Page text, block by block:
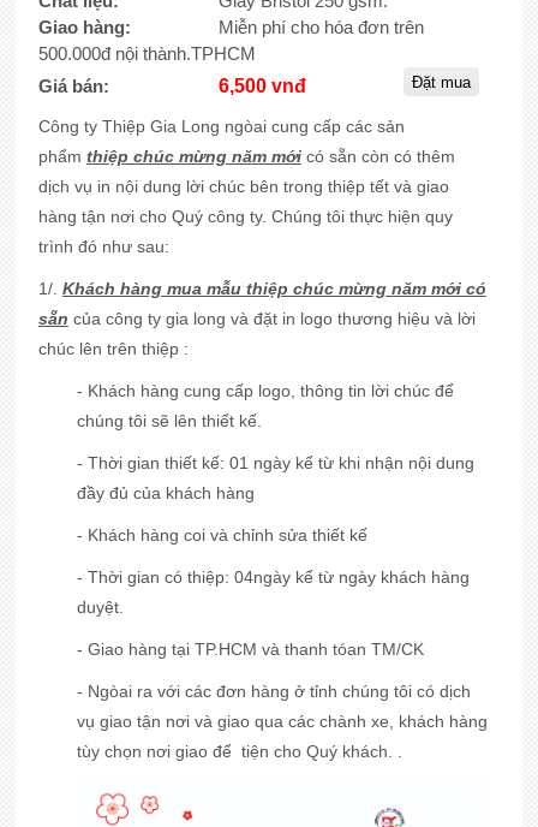
Giao hàng:
Miễn phí cho hóa đơn trên
500.000đ nội thành.TPHCM
Giá bán:
6,500 vnđ
Công ty Thiệp Gia Long ngòai cung cấp các sản
phẩm thiệp chúc mừng năm mớicó sẵn còn có thêm
dịch vụ in nội dung lời chúc bên trong thiệp tết và giao
hàng tận nơi cho Quý công ty. Chúng tôi thực hiện quy
trình đó như sau:
1/. Khách hàng mua mẫu thiệp chúc mừng năm mới có
sẵn của công ty gia long và đặt in logo thương hiệu và lời
chúc lên trên thiệp :
- Khách hàng cung cấp logo, thông tin lời chúc để
chúng tôi sẽ lên thiết kế.
- Thời gian thiết kế: 01 ngày kể từ khi nhận nội dung
đầy đủ của khách hàng
- Khách hàng coi và chỉnh sửa thiết kế
- Thời gian có thiệp: 04ngày kể từ ngày khách hàng
duyệt.
- Giao hàng tại TP.HCM và thanh tóan TM/CK
- Ngòai ra với các đơn hàng ở tỉnh chúng tôi có dịch
vụ giao tận nơi và giao qua các chành xe, khách hàng
tùy chọn nơi giao để tiện cho Quý khách. .